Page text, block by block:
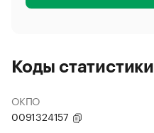
Коды статистики
ОКПО
0091324157